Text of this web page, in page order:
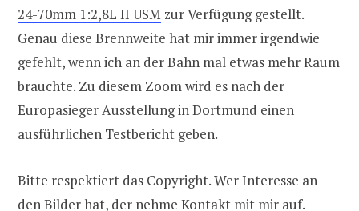
24-70mm 1:2,8L II USM zur Verfügung gestellt.
Genau diese Brennweite hat mir immer irgendwie
gefehlt, wenn ich an der Bahn mal etwas mehr Raum
brauchte. Zu diesem Zoom wird es nach der
Europasieger Ausstellung in Dortmund einen
ausführlichen Testbericht geben.
Bitte respektiert das Copyright. Wer Interesse an
den Bilder hat, der nehme Kontakt mit mir auf.